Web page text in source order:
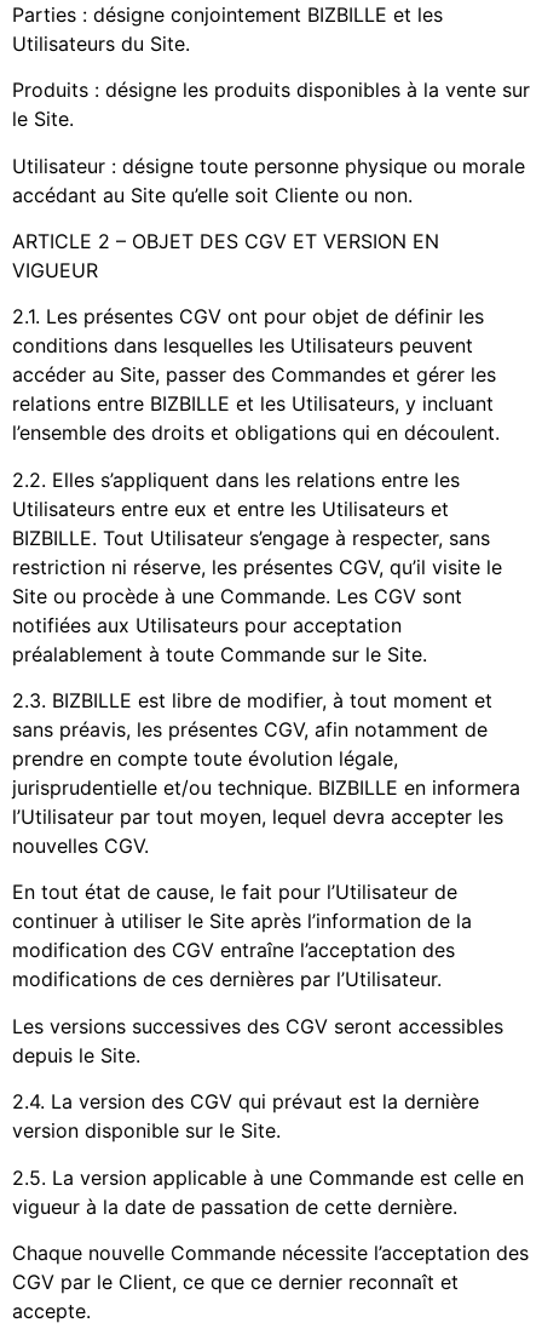
Parties : désigne conjointement BIZBILLE et les
Utilisateurs du Site.
Produits : désigne les produits disponibles à la vente sur
le Site.
Utilisateur : désigne toute personne physique ou morale
accédant au Site qu’elle soit Cliente ou non.
ARTICLE 2 – OBJET DES CGV ET VERSION EN
VIGUEUR
2.1. Les présentes CGV ont pour objet de définir les
conditions dans lesquelles les Utilisateurs peuvent
accéder au Site, passer des Commandes et gérer les
relations entre BIZBILLE et les Utilisateurs, y incluant
l’ensemble des droits et obligations qui en découlent.
2.2. Elles s’appliquent dans les relations entre les
Utilisateurs entre eux et entre les Utilisateurs et
BIZBILLE. Tout Utilisateur s’engage à respecter, sans
restriction ni réserve, les présentes CGV, qu’il visite le
Site ou procède à une Commande. Les CGV sont
notifiées aux Utilisateurs pour acceptation
préalablement à toute Commande sur le Site.
2.3. BIZBILLE est libre de modifier, à tout moment et
sans préavis, les présentes CGV, afin notamment de
prendre en compte toute évolution légale,
jurisprudentielle et/ou technique. BIZBILLE en informera
l’Utilisateur par tout moyen, lequel devra accepter les
nouvelles CGV.
En tout état de cause, le fait pour l’Utilisateur de
continuer à utiliser le Site après l’information de la
modification des CGV entraîne l’acceptation des
modifications de ces dernières par l’Utilisateur.
Les versions successives des CGV seront accessibles
depuis le Site.
2.4. La version des CGV qui prévaut est la dernière
version disponible sur le Site.
2.5. La version applicable à une Commande est celle en
vigueur à la date de passation de cette dernière.
Chaque nouvelle Commande nécessite l’acceptation des
CGV par le Client, ce que ce dernier reconnaît et
accepte.